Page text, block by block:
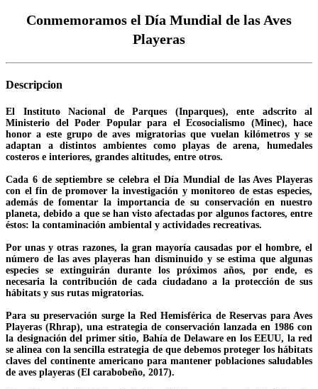
Conmemoramos el Día Mundial de las Aves
Playeras
Descripcion
El Instituto Nacional de Parques (Inparques), ente adscrito al
Ministerio del Poder Popular para el Ecosocialismo (Minec), hace
honor a este grupo de aves migratorias que vuelan kilómetros y se
adaptan a distintos ambientes como playas de arena, humedales
costeros e interiores, grandes altitudes, entre otros.
Cada 6 de septiembre se celebra el Día Mundial de las Aves Playeras
con el fin de promover la investigación y monitoreo de estas especies,
además de fomentar la importancia de su conservación en nuestro
planeta, debido a que se han visto afectadas por algunos factores, entre
éstos: la contaminación ambiental y actividades recreativas.
Por unas y otras razones, la gran mayoría causadas por el hombre, el
número de las aves playeras han disminuido y se estima que algunas
especies se extinguirán durante los próximos años, por ende, es
necesaria la contribución de cada ciudadano a la protección de sus
hábitats y sus rutas migratorias.
Para su preservación surge la Red Hemisférica de Reservas para Aves
Playeras (Rhrap), una estrategia de conservación lanzada en 1986 con
la designación del primer sitio, Bahía de Delaware en los EEUU, la red
se alinea con la sencilla estrategia de que debemos proteger los hábitats
claves del continente americano para mantener poblaciones saludables
de aves playeras (El carabobeño, 2017).